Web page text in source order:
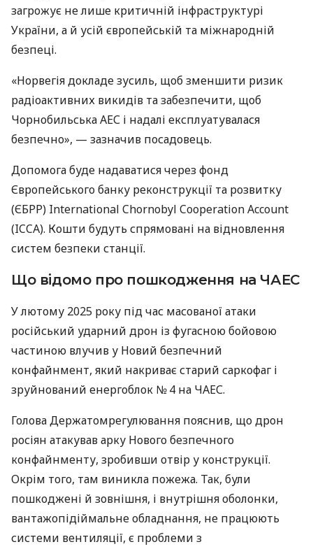
загрожує не лише критичній інфраструктурі
України, а й усій європейській та міжнародній
безпеці.
«Норвегія докладе зусиль, щоб зменшити ризик
радіоактивних викидів та забезпечити, щоб
Чорнобильська АЕС і надалі експлуатувалася
безпечно», — зазначив посадовець.
Допомога буде надаватися через фонд
Європейського банку реконструкції та розвитку
(ЄБРР) International Chornobyl Cooperation Account
(ICCA). Кошти будуть спрямовані на відновлення
систем безпеки станції.
Що відомо про пошкодження на ЧАЕС
У лютому 2025 року під час масованої атаки
російський ударний дрон із фугасною бойовою
частиною влучив у Новий безпечний
конфайнмент, який накриває старий саркофаг і
зруйнований енергоблок № 4 на ЧАЕС.
Голова Держатомрегулювання пояснив, що дрон
росіян атакував арку Нового безпечного
конфайнменту, зробивши отвір у конструкції.
Окрім того, там виникла пожежа. Так, були
пошкоджені й зовнішня, і внутрішня оболонки,
вантажопідіймальне обладнання, не працюють
системи вентиляції, є проблеми з